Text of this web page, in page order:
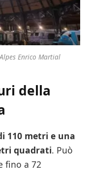
Enrico Martial
della
110 metri e una
quadrati. Può
fino a 72